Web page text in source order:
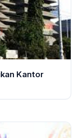
Kantor